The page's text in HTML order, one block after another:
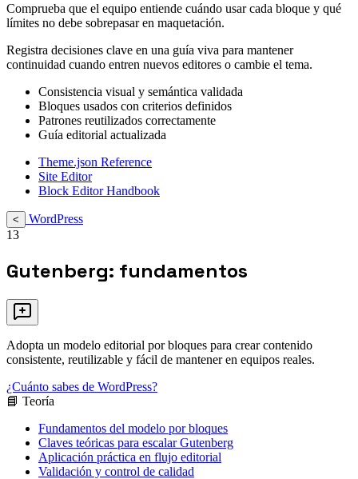
Comprueba que el equipo entiende cuándo usar cada bloque y qué
límites no debe sobrepasar en maquetación.
Registra decisiones clave en una guía viva para mantener
continuidad cuando entren nuevos editores o cambie el tema.
Consistencia visual y semántica validada
Bloques usados con criterios definidos
Patrones reutilizados correctamente
Guía editorial actualizada
Theme.json Reference
Site Editor
Block Editor Handbook
<
WordPress
13
Gutenberg: fundamentos
Adopta un modelo editorial por bloques para crear contenido
consistente, reutilizable y fácil de mantener en equipos reales.
¿Cuánto sabes de WordPress?
📘 Teoría
Fundamentos del modelo por bloques
Claves teóricas para escalar Gutenberg
Aplicación práctica en flujo editorial
Validación y control de calidad